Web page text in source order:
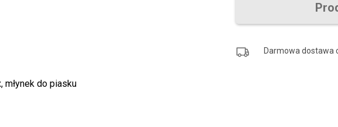
Darmowa dostawa